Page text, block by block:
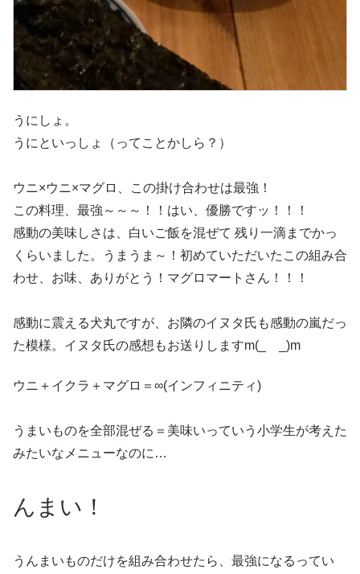
うにしょ。
うにといっしょ（ってことかしら？）
ウニ×ウニ×マグロ、この掛け合わせは最強！
この料理、最強～～～！！はい、優勝ですッ！！！
感動の美味しさは、白いご飯を混ぜて 残り一滴までかっ
くらいました。うまうま～！初めていただいたこの組み合
わせ、お味、ありがとう！マグロマートさん！！！
感動に震える犬丸ですが、お隣のイヌタ氏も感動の嵐だっ
た模様。イヌタ氏の感想もお送りしますm(_ _)m
ウニ＋イクラ＋マグロ＝∞(インフィニティ)
うまいものを全部混ぜる＝美味いっていう小学生が考えた
みたいなメニューなのに…
んまい！
うんまいものだけを組み合わせたら、最強になるってい